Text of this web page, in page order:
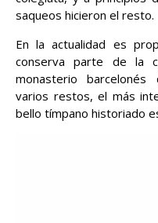
saqueos hicieron el resto.
En la actualidad es
conserva parte de la
monasterio barcelonés
varios restos, el más
bello tímpano historiado